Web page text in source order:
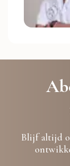
Blijf altijd